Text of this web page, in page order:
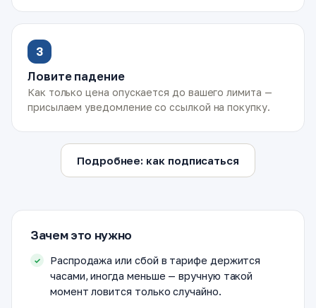
3
Ловите падение
Как только цена опускается до вашего лимита —
присылаем уведомление со ссылкой на покупку.
Подробнее: как подписаться
Зачем это нужно
Распродажа или сбой в тарифе держится
часами, иногда меньше — вручную такой
момент ловится только случайно.